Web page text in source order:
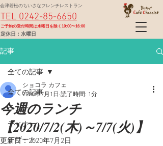
定休日：水曜日
TEL 0242-85-6650
会津若松のちいさなフレンチレストラン
​ご予約の受付時間は水曜日を除く10:00〜16:00
記事
全ての記事
ランチ
ディナー
デザート
全ての記事
今週のランチ
【2020/7/2(木)～7/7(火)】
ショコラ カフェ
2020年7月1日 読了時間: 1分
更新日：2020年7月2日